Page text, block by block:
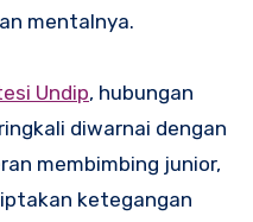
mentalnya.
Undip, hubungan
diwarnai dengan
membimbing junior,
ketegangan